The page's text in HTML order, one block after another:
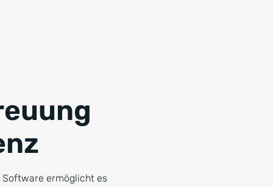
Software ermöglicht es